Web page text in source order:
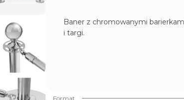
Baner z chromowanymi
i targi.
Format